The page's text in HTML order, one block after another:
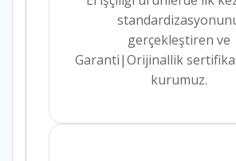
gerçekleştiren ve
Garanti|Orijinallik
kurumuz.